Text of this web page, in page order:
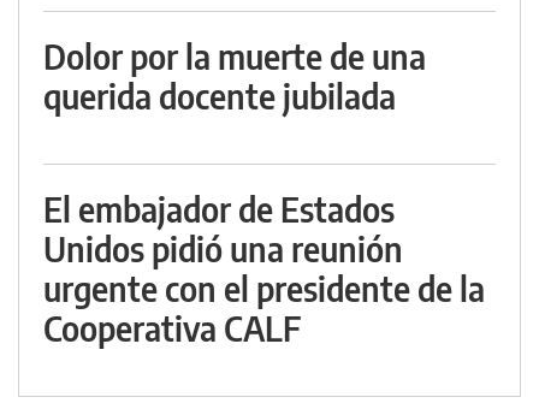
Dolor por la muerte de una
querida docente jubilada
El embajador de Estados
Unidos pidió una reunión
urgente con el presidente de la
Cooperativa CALF